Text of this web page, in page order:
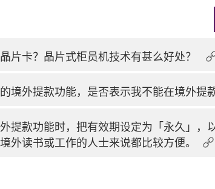
片卡？晶片式柜员机技术有甚么好处？
境外提款功能，是否表示我不能在境外提
提款功能时，把有效期设定为「永久」，
外读书或工作的人士来说都比较方便。